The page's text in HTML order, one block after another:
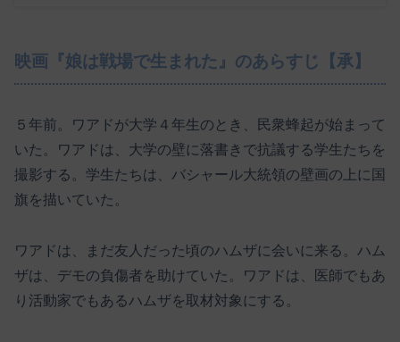
映画『娘は戦場で生まれた』のあらすじ【承】
５年前。ワアドが大学４年生のとき、民衆蜂起が始まって
いた。ワアドは、大学の壁に落書きで抗議する学生たちを
撮影する。学生たちは、バシャール大統領の壁画の上に国
旗を描いていた。
ワアドは、まだ友人だった頃のハムザに会いに来る。ハム
ザは、デモの負傷者を助けていた。ワアドは、医師でもあ
り活動家でもあるハムザを取材対象にする。